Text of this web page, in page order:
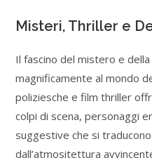
Misteri, Thriller e
Il fascino del mistero e
magnificamente al mondo
poliziesche e film thriller
colpi di scena, personaggi
suggestive che si
dall’atmositettura